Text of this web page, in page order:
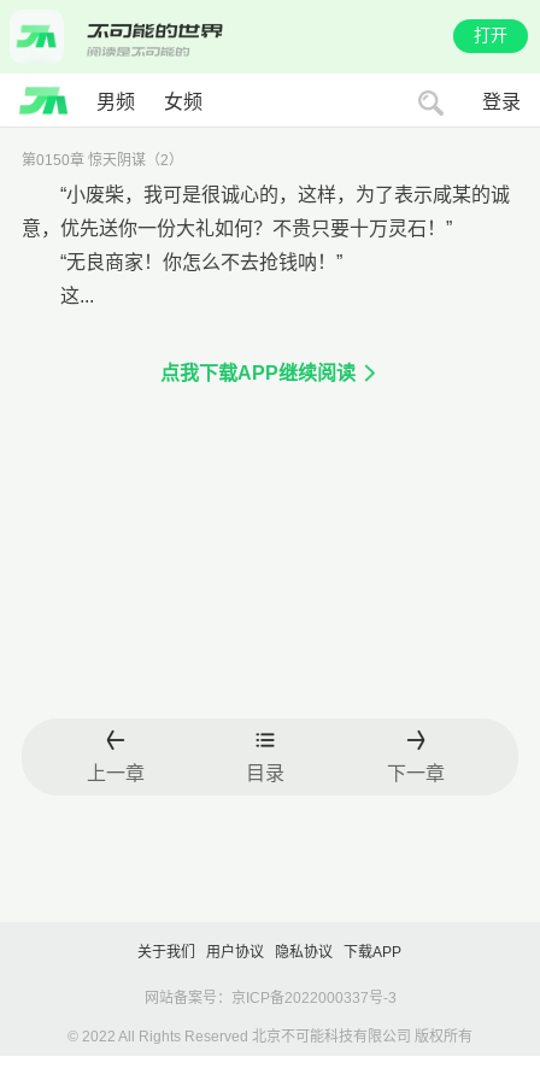
打开
男频 女频 登录
第0150章 惊天阴谋（2）
“小废柴，我可是很诚心的，这样，为了表示咸某的诚
意，优先送你一份大礼如何？不贵只要十万灵石！”
“无良商家！你怎么不去抢钱呐！”
这...
点我下载APP继续阅读
上一章 目录 下一章
关于我们 用户协议 隐私协议 下载APP
网站备案号：京ICP备2022000337号-3
© 2022 All Rights Reserved 北京不可能科技有限公司 版权所有